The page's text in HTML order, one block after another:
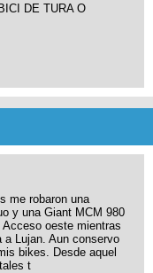
DE TURA O
me robaron una
y una Giant MCM 980
oeste mientras
a Lujan. Aun conservo
bikes. Desde aquel
t